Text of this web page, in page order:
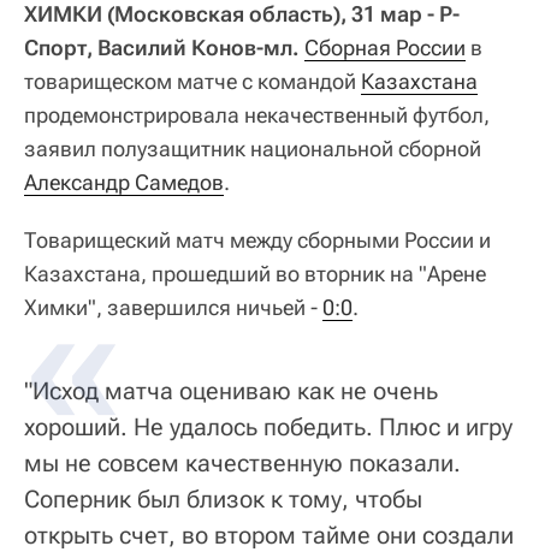
ХИМКИ (Московская область), 31 мар - Р-
Спорт, Василий Конов-мл. Сборная России в
товарищеском матче с командой Казахстана
продемонстрировала некачественный футбол,
заявил полузащитник национальной сборной
Александр Самедов.
Товарищеский матч между сборными России и
Казахстана, прошедший во вторник на "Арене
Химки", завершился ничьей - 0:0.
"Исход матча оцениваю как не очень
хороший. Не удалось победить. Плюс и игру
мы не совсем качественную показали.
Соперник был близок к тому, чтобы
открыть счет, во втором тайме они создали